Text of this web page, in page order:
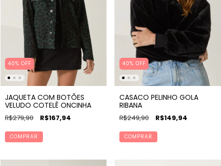
40% OFF
JAQUETA COM BOTÕES
VELUDO COTELÊ ONCINHA
R$279,90 R$167,94
COMPRAR
40% OFF
CASACO PELINHO GOLA
RIBANA
R$249,90 R$149,94
COMPRAR